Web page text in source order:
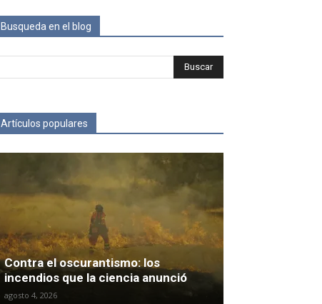
Busqueda en el blog
Artículos populares
Contra el oscurantismo: los
incendios que la ciencia anunció
agosto 4, 2026